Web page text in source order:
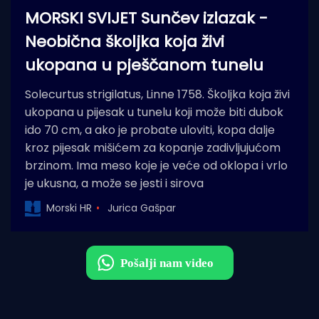
MORSKI SVIJET Sunčev izlazak -
Neobična školjka koja živi
ukopana u pješčanom tunelu
Solecurtus strigilatus, Linne 1758. Školjka koja živi
ukopana u pijesak u tunelu koji može biti dubok
ido 70 cm, a ako je probate uloviti, kopa dalje
kroz pijesak mišićem za kopanje zadivljujućom
brzinom. Ima meso koje je veće od oklopa i vrlo
je ukusna, a može se jesti i sirova
Morski HR Jurica Gašpar